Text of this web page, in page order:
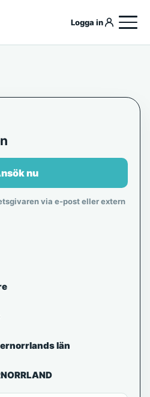
Logga in
nu
via e-post eller extern
län